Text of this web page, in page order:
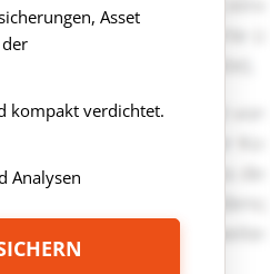
Asset
kompakt verdichtet.
Analysen